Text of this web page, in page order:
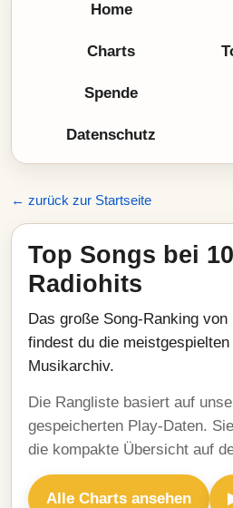
Home
Charts
Spende
Datenschutz
← zurück zur Startseite
Top Songs bei
Radiohits
Das große Song-Ranking
findest du die
Musikarchiv.
Die Rangliste basiert auf
gespeicherten Play-Daten.
die kompakte Übersicht auf
Alle Charts ansehen